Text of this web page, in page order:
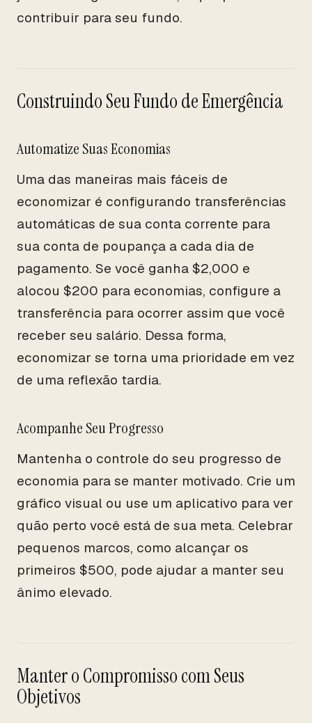
contribuir para seu fundo.
Construindo Seu Fundo de Emergência
Automatize Suas Economias
Uma das maneiras mais fáceis de
economizar é configurando transferências
automáticas de sua conta corrente para
sua conta de poupança a cada dia de
pagamento. Se você ganha $2,000 e
alocou $200 para economias, configure a
transferência para ocorrer assim que você
receber seu salário. Dessa forma,
economizar se torna uma prioridade em vez
de uma reflexão tardia.
Acompanhe Seu Progresso
Mantenha o controle do seu progresso de
economia para se manter motivado. Crie um
gráfico visual ou use um aplicativo para ver
quão perto você está de sua meta. Celebrar
pequenos marcos, como alcançar os
primeiros $500, pode ajudar a manter seu
ânimo elevado.
Manter o Compromisso com Seus
Objetivos